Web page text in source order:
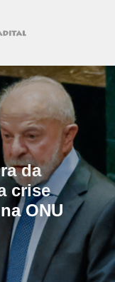
da
crise
ONU